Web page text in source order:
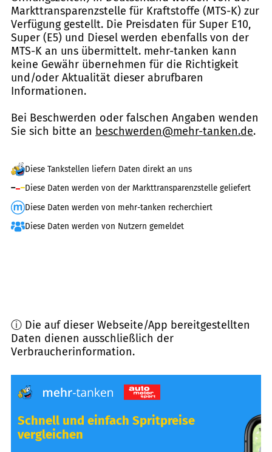
Markttransparenzstelle für Kraftstoffe (MTS-K) zur
Verfügung gestellt. Die Preisdaten für Super E10,
Super (E5) und Diesel werden ebenfalls von der
MTS-K an uns übermittelt. mehr-tanken kann
keine Gewähr übernehmen für die Richtigkeit
und/oder Aktualität dieser abrufbaren
Informationen.
Bei Beschwerden oder falschen Angaben wenden
Sie sich bitte an beschwerden@mehr-tanken.de.
Diese Tankstellen liefern Daten direkt an uns
Diese Daten werden von der Markttransparenzstelle geliefert
Diese Daten werden von mehr-tanken recherchiert
Diese Daten werden von Nutzern gemeldet
ⓘ Die auf dieser Webseite/App bereitgestellten
Daten dienen ausschließlich der
Verbraucherinformation.
Schnell und einfach Spritpreise
vergleichen